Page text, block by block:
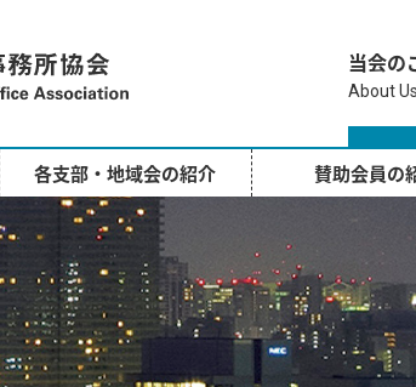
当会の
About Us
各支部・地域会の紹介 賛助会員の